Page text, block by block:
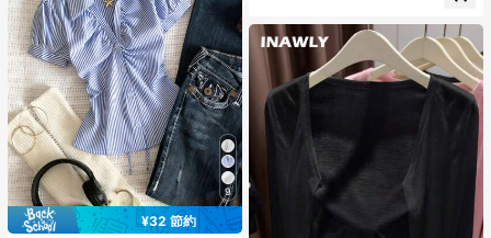
9
¥32 節約
#1 ベストセラー
に ファブリック 柔らかなオフィスブラウス